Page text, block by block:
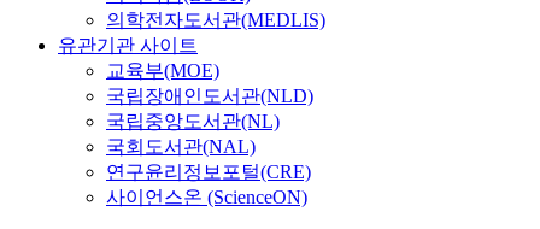
의학전자도서관(MEDLIS)
유관기관 사이트
교육부(MOE)
국립장애인도서관(NLD)
국립중앙도서관(NL)
국회도서관(NAL)
연구윤리정보포털(CRE)
사이언스온 (ScienceON)